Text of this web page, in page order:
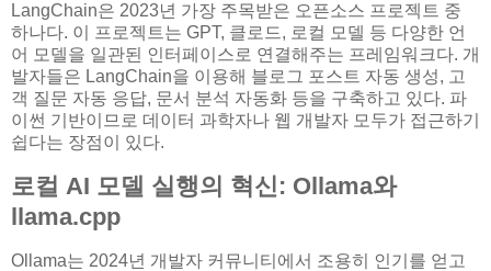
LangChain은 2023년 가장 주목받은 오픈소스 프로젝트 중
하나다. 이 프로젝트는 GPT, 클로드, 로컬 모델 등 다양한 언
어 모델을 일관된 인터페이스로 연결해주는 프레임워크다. 개
발자들은 LangChain을 이용해 블로그 포스트 자동 생성, 고
객 질문 자동 응답, 문서 분석 자동화 등을 구축하고 있다. 파
이썬 기반이므로 데이터 과학자나 웹 개발자 모두가 접근하기
쉽다는 장점이 있다.
로컬 AI 모델 실행의 혁신: Ollama와
llama.cpp
Ollama는 2024년 개발자 커뮤니티에서 조용히 인기를 얻고